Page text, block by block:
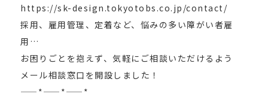
https://sk-design.tokyotobs.co.jp/contact/
採用、雇用管理、定着など、悩みの多い障がい者雇
用…
お困りごとを抱えず、気軽にご相談いただけるよう
メール相談窓口を開設しました！
——*——*——*